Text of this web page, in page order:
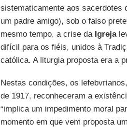
sistematicamente aos sacerdotes
um padre amigo), sob o falso
mesmo tempo, a crise da Igreja
difícil para os fiéis, unidos à
católica. A liturgia proposta era a
Nestas condições, os
de 1917, reconheceram a
“implica um impedimento moral
momento em que vem proposta